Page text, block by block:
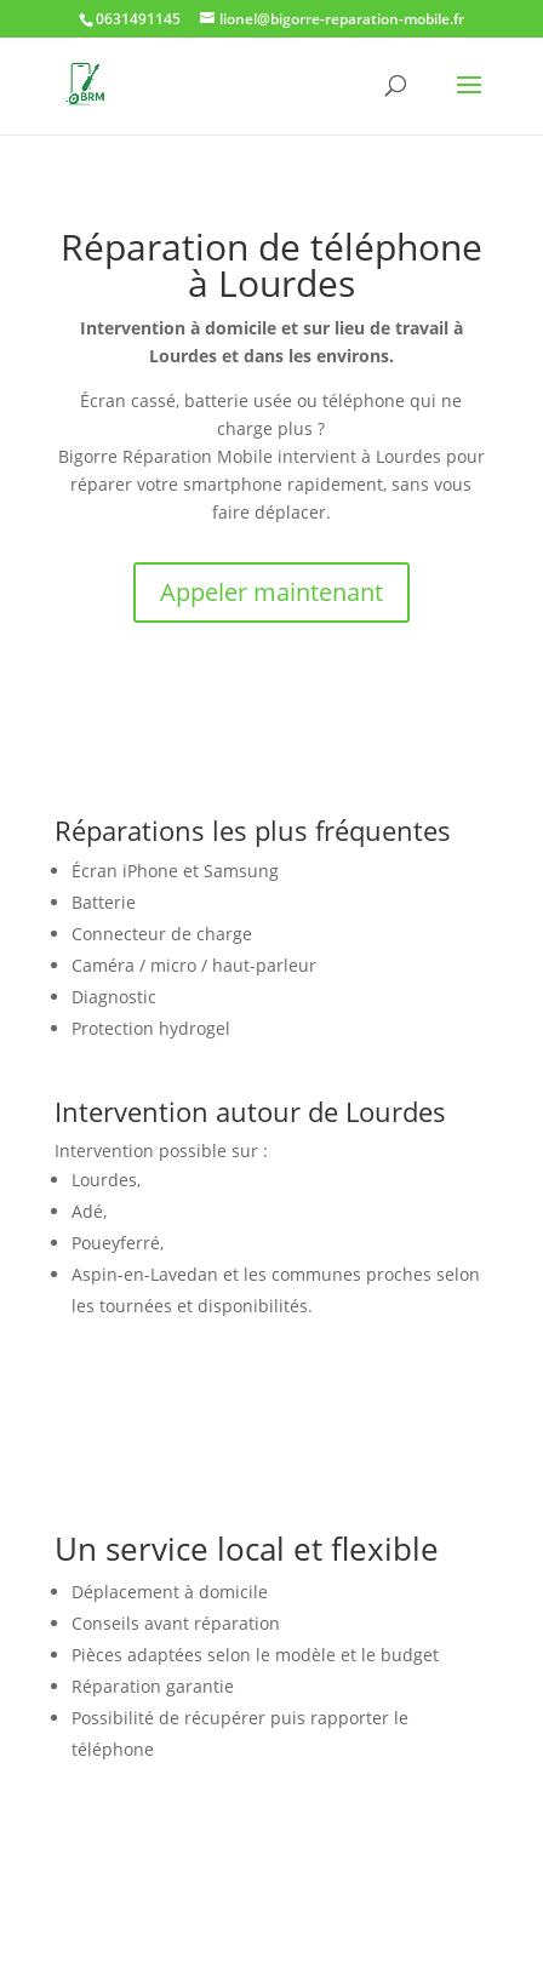
0631491145 lionel@bigorre-reparation-mobile.fr
Réparation de téléphone
à Lourdes
Intervention à domicile et sur lieu de travail à
Lourdes et dans les environs.
Écran cassé, batterie usée ou téléphone qui ne
charge plus ?
Bigorre Réparation Mobile intervient à Lourdes pour
réparer votre smartphone rapidement, sans vous
faire déplacer.
Appeler maintenant
Réparations les plus fréquentes
Écran iPhone et Samsung
Batterie
Connecteur de charge
Caméra / micro / haut-parleur
Diagnostic
Protection hydrogel
Intervention autour de Lourdes
Intervention possible sur :
Lourdes,
Adé,
Poueyferré,
Aspin-en-Lavedan et les communes proches selon
les tournées et disponibilités.
Un service local et flexible
Déplacement à domicile
Conseils avant réparation
Pièces adaptées selon le modèle et le budget
Réparation garantie
Possibilité de récupérer puis rapporter le
téléphone